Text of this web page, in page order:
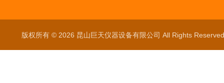
版权所有 © 2026 昆山巨天仪器设备有限公司 All Rights